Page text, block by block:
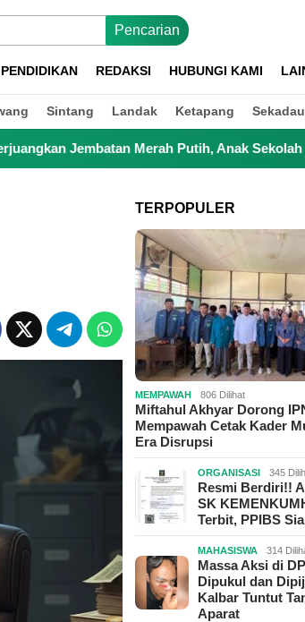
Pencarian
PENDIDIKAN REDAKSI HUBUNGI KAMI
Sintang Landak Ketapang Sekadau
Putih, Anak Sekolah hingga Petani Kini
TERPOPULER
MEMPAWAH 806 Dilihat
Miftahul Akhyar Dorong
Mempawah Cetak Kader
Era Disrupsi
ORGANISASI 345
Resmi Berdiri!!
SK
Terbit, PPIBS
MAHASISWA 314
Massa Aksi di
Dipukul dan
Kalbar Tuntut
Aparat